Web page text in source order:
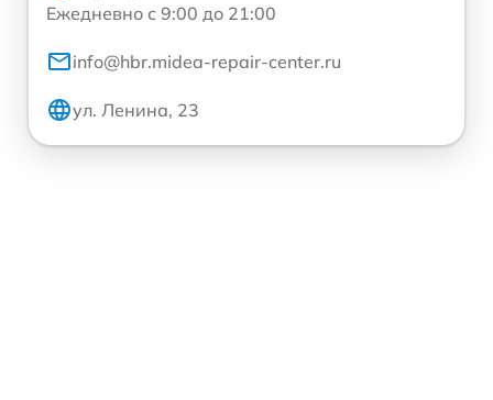
Ежедневно с 9:00 до 21:00
info@hbr.midea-repair-center.ru
ул. Ленина, 23